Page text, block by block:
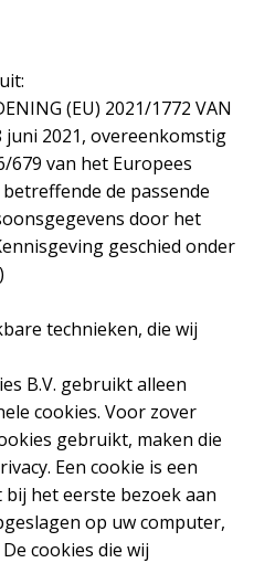
(EU) 2021/1772 VAN
juni 2021, overeenkomstig
679 van het Europees
de passende
door het
geschied onder
technieken, die wij
B.V. gebruikt alleen
cookies. Voor zover
gebruikt, maken die
Een cookie is een
het eerste bezoek aan
op uw computer,
cookies die wij